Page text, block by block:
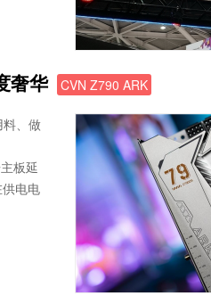
奢华 CVN Z790 ARK
、做
板延
电电